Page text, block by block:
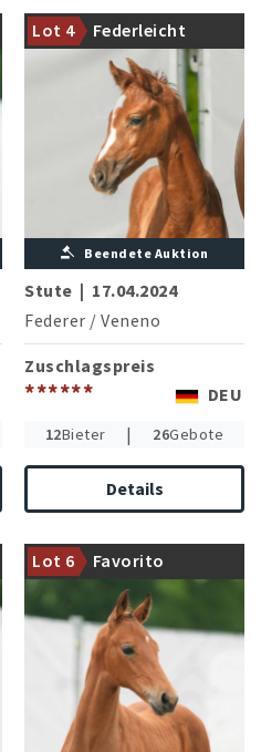
Lot 4 Federleicht
13.000 Euro Westf. Online-
Auktion 2023
Beendete Auktion
Stute | 17.04.2024
Federer / Veneno
Zuschlagspreis
****** DEU
12Bieter | 26Gebote
Details
Lot 6 Favorito
Mutter absolvierte ihre SLP
mit einer Endnote von 8,48